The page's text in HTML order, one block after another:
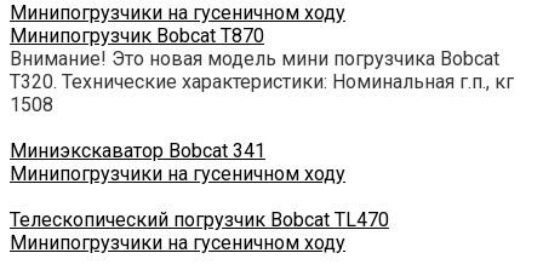
Минипогрузчики на гусеничном ходу
Минипогрузчик Bobcat T870
Внимание! Это новая модель мини погрузчика Bobcat
T320. Технические характеристики: Номинальная г.п., кг
1508
Миниэкскаватор Bobcat 341
Минипогрузчики на гусеничном ходу
Телескопический погрузчик Bobcat TL470
Минипогрузчики на гусеничном ходу